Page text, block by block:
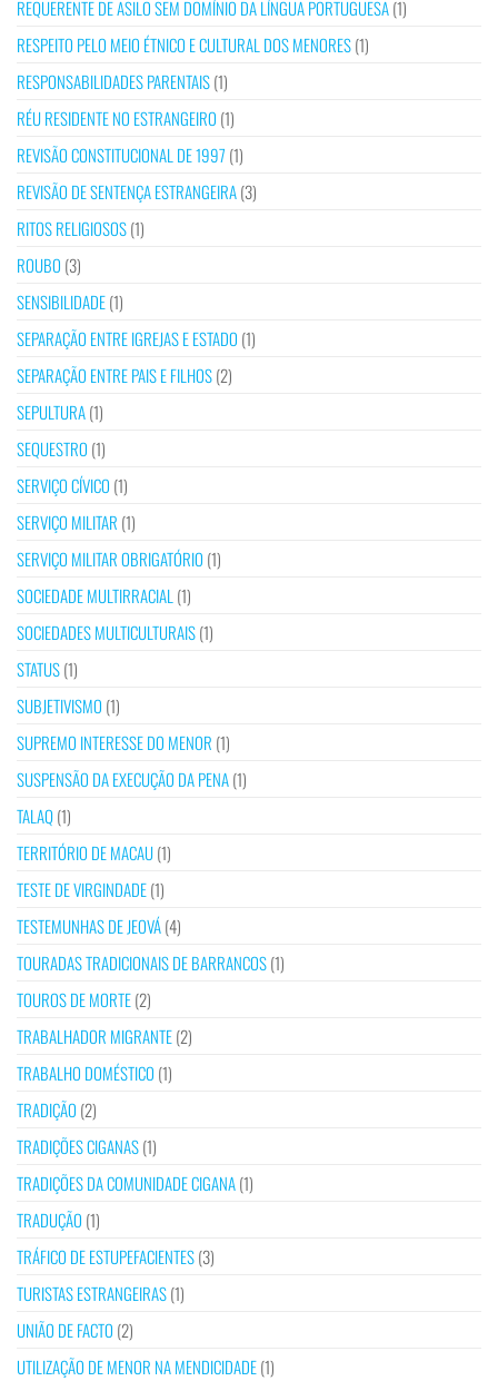
REQUERENTE DE ASILO SEM DOMÍNIO DA LÍNGUA PORTUGUESA(1)
RESPEITO PELO MEIO ÉTNICO E CULTURAL DOS MENORES(1)
RESPONSABILIDADES PARENTAIS(1)
RÉU RESIDENTE NO ESTRANGEIRO (1)
REVISÃO CONSTITUCIONAL DE 1997 (1)
REVISÃO DE SENTENÇA ESTRANGEIRA(3)
RITOS RELIGIOSOS(1)
ROUBO (3)
SENSIBILIDADE(1)
SEPARAÇÃO ENTRE IGREJAS E ESTADO (1)
SEPARAÇÃO ENTRE PAIS E FILHOS(2)
SEPULTURA(1)
SEQUESTRO (1)
SERVIÇO CÍVICO (1)
SERVIÇO MILITAR (1)
SERVIÇO MILITAR OBRIGATÓRIO (1)
SOCIEDADE MULTIRRACIAL (1)
SOCIEDADES MULTICULTURAIS(1)
STATUS(1)
SUBJETIVISMO (1)
SUPREMO INTERESSE DO MENOR (1)
SUSPENSÃO DA EXECUÇÃO DA PENA(1)
TALAQ(1)
TERRITÓRIO DE MACAU(1)
TESTE DE VIRGINDADE(1)
TESTEMUNHAS DE JEOVÁ(4)
TOURADAS TRADICIONAIS DE BARRANCOS(1)
TOUROS DE MORTE(2)
TRABALHADOR MIGRANTE(2)
TRABALHO DOMÉSTICO (1)
TRADIÇÃO (2)
TRADIÇÕES CIGANAS(1)
TRADIÇÕES DA COMUNIDADE CIGANA(1)
TRADUÇÃO (1)
TRÁFICO DE ESTUPEFACIENTES(3)
TURISTAS ESTRANGEIRAS(1)
UNIÃO DE FACTO (2)
UTILIZAÇÃO DE MENOR NA MENDICIDADE(1)